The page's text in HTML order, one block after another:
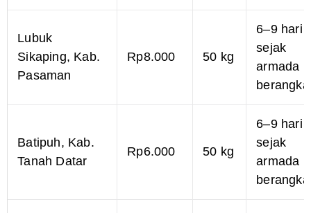
Lubuk
Sikaping, Kab.
Pasaman
Rp8.000 50 kg
6–9 hari
sejak
armada
Batipuh, Kab.
Tanah Datar
Rp6.000 50 kg
6–9 hari
sejak
armada